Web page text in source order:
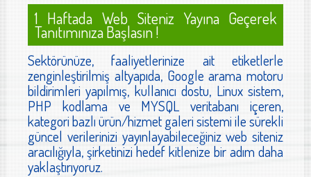
1 Haftada Web Siteniz Yayına Geçerek
Tanıtımınıza Başlasın !
Sektörünüze, faaliyetlerinize ait etiketlerle
zenginleştirilmiş altyapıda, Google arama motoru
bildirimleri yapılmış, kullanıcı dostu, Linux sistem,
PHP kodlama ve MYSQL veritabanı içeren,
kategori bazlı ürün/hizmet galeri sistemi ile sürekli
güncel verilerinizi yayınlayabileceğiniz web siteniz
aracılığıyla, şirketinizi hedef kitlenize bir adım daha
yaklaştırıyoruz.